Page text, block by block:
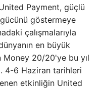
Payment, güçlü
göstermeye
çalışmalarıyla
en büyük
20/20'ye bu yıl
4-6 Haziran tarihleri
etkinliğin United